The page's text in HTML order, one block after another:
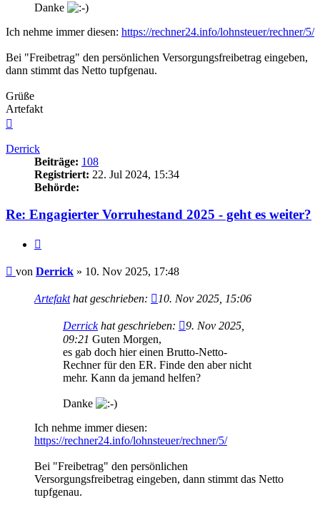
Danke
Ich nehme immer diesen: https://rechner24.info/lohnsteuer/rechner/5/
Bei "Freibetrag" den persönlichen Versorgungsfreibetrag eingeben,
dann stimmt das Netto tupfgenau.
Grüße
Artefakt
Derrick
Beiträge: 108
Registriert: 22. Jul 2024, 15:34
Behörde:
Re: Engagierter Vorruhestand 2025 - geht es weiter?
Beitrag
von Derrick » 10. Nov 2025, 17:48
Artefakthat geschrieben: 10. Nov 2025, 15:06
Derrickhat geschrieben:
9. Nov 2025,
09:21 Guten Morgen,
es gab doch hier einen Brutto-Netto-
Rechner für den ER. Finde den aber nicht
mehr. Kann da jemand helfen?
Danke
Ich nehme immer diesen:
https://rechner24.info/lohnsteuer/rechner/5/
Bei "Freibetrag" den persönlichen
Versorgungsfreibetrag eingeben, dann stimmt das Netto
tupfgenau.